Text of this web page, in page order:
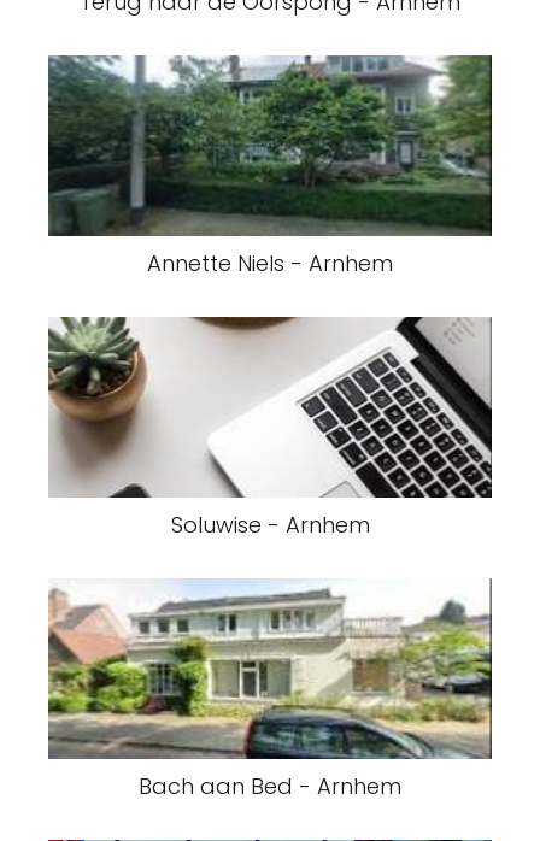
Annette Niels - Arnhem
Soluwise - Arnhem
Bach aan Bed - Arnhem